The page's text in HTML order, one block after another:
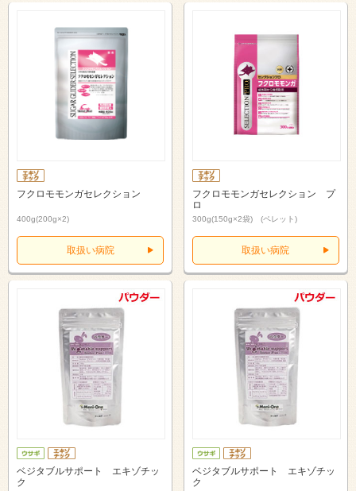
フクロモモンガセレクション
400g(200g×2)
取扱い病院
フクロモモンガセレクション プ
ロ
300g(150g×2袋) (ペレット)
取扱い病院
ベジタブルサポート エキゾチッ
ク
ベジタブルサポート エキゾチッ
ク